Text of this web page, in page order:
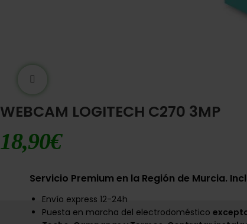
WEBCAM LOGITECH C270 3MP
18,90€
Servicio Premium en la Región de Murcia.
Envío express 12-24h
Puesta en marcha del electrodoméstico